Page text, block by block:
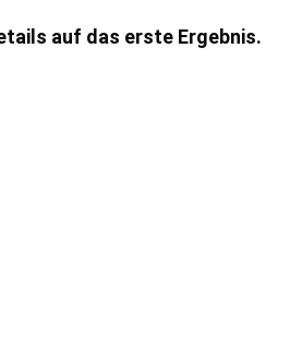
auf das erste Ergebnis.